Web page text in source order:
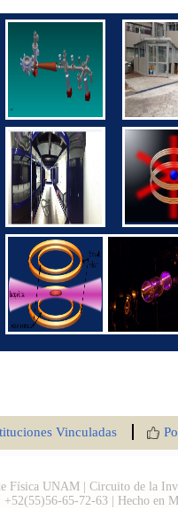
Vinculadas
Física UNAM | Circuito de la
+52(55)56-65-72-63 | Hecho en